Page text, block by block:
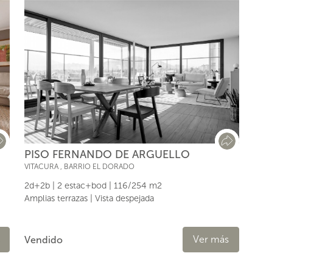
PISO FERNANDO DE ARGUELLO
VITACURA, BARRIO EL DORADO
2d+2b | 2 estac+bod | 116/254 m2
Amplias terrazas | Vista despejada
Vendido Ver más